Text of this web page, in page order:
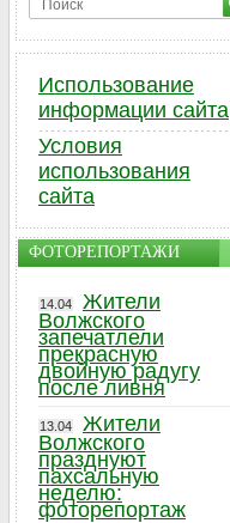
Использование
информации сайта
Условия
использования
сайта
ФОТОРЕПОРТАЖИ
14.04
Жители
Волжского
запечатлели
прекрасную
двойную радугу
после ливня
13.04
Жители
Волжского
празднуют
пахсальную
неделю:
фоторепортаж